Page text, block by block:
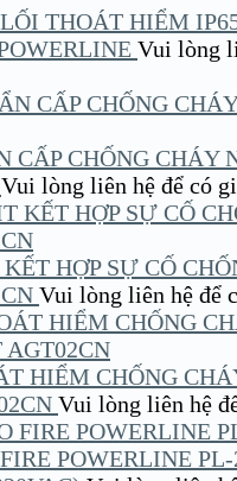
THOÁT HIỂM
Vui lòng
CẤP CHỐNG CHÁY
Vui lòng liên hệ để có
HỢP SỰ CỐ
Vui lòng liên hệ để
HIỂM CHỐNG
Vui lòng liên hệ
POWERLINE PL-